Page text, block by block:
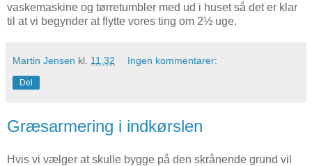
vaskemaskine og tørretumbler med ud i huset så det er klar
til at vi begynder at flytte vores ting om 2½ uge.
Martin Jensen kl. 11.32 Ingen kommentarer:
Del
Græsarmering i indkørslen
Hvis vi vælger at skulle bygge på den skrånende grund vil